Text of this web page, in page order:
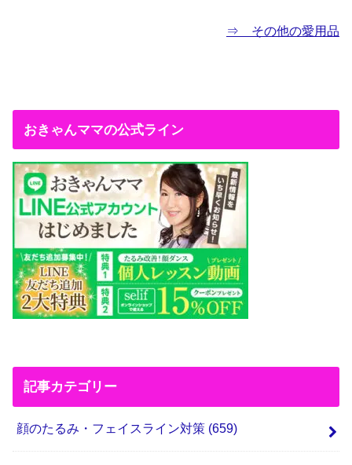
⇒ その他の愛用品
おきゃんママの公式ライン
記事カテゴリー
顔のたるみ・フェイスライン対策 (659)